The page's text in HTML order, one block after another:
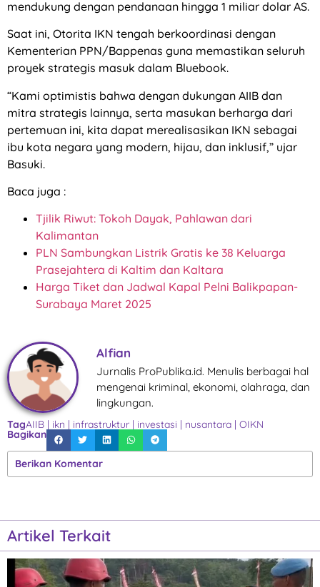
mendukung dengan pendanaan hingga 1 miliar dolar AS.
Saat ini, Otorita IKN tengah berkoordinasi dengan
Kementerian PPN/Bappenas guna memastikan seluruh
proyek strategis masuk dalam Bluebook.
“Kami optimistis bahwa dengan dukungan AIIB dan
mitra strategis lainnya, serta masukan berharga dari
pertemuan ini, kita dapat merealisasikan IKN sebagai
ibu kota negara yang modern, hijau, dan inklusif,” ujar
Basuki.
Baca juga :
Tjilik Riwut: Tokoh Dayak, Pahlawan dari
Kalimantan
PLN Sambungkan Listrik Gratis ke 38 Keluarga
Prasejahtera di Kaltim dan Kaltara
Harga Tiket dan Jadwal Kapal Pelni Balikpapan-
Surabaya Maret 2025
Alfian
Jurnalis ProPublika.id. Menulis berbagai hal
mengenai kriminal, ekonomi, olahraga, dan
lingkungan.
TagAIIB | ikn | infrastruktur | investasi | nusantara | OIKN
Bagikan
Berikan Komentar
Artikel Terkait